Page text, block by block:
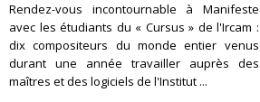
Rendez-vous incontournable à Manifeste
avec les étudiants du « Cursus » de l'Ircam :
dix compositeurs du monde entier venus
durant une année travailler auprès des
maîtres et des logiciels de l'Institut ...